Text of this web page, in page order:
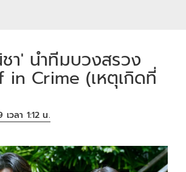
า' นำทีมบวงสรวง
in Crime (เหตุเกิดที่
วลา 1:12 น.